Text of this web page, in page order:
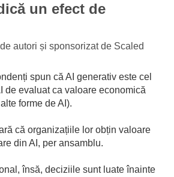
un efect de
autori și sponsorizat de Scaled
spun că AI generativ este cel
de evaluat ca valoare economică
forme de AI).
că organizațiile lor obțin valoare
din AI, per ansamblu.
însă, deciziile sunt luate înainte